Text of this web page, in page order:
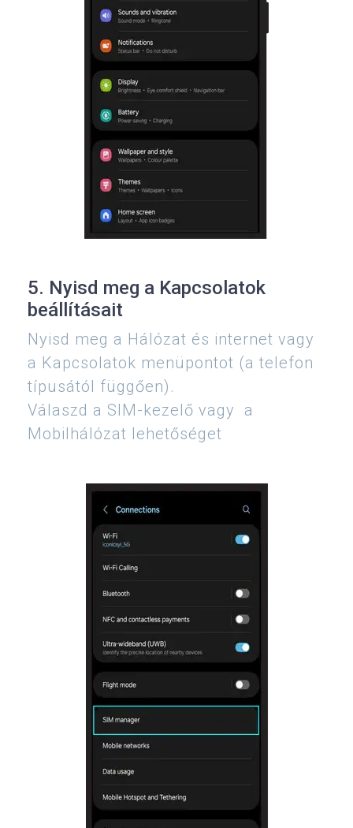
5. Nyisd meg a Kapcsolatok
beállításait
Nyisd meg a Hálózat és internet vagy
a Kapcsolatok menüpontot (a telefon
típusától függően).
Válaszd a SIM-kezelő vagy a
Mobilhálózat lehetőséget